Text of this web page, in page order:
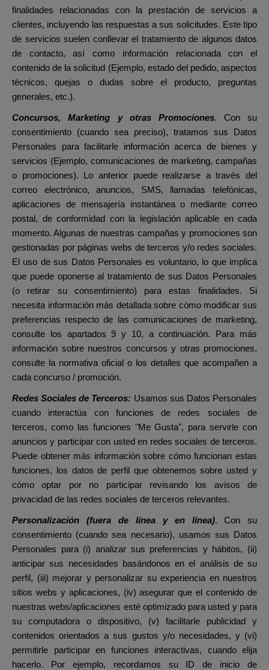
finalidades relacionadas con la prestación de servicios a
clientes, incluyendo las respuestas a sus solicitudes. Este tipo
de servicios suelen conllevar el tratamiento de algunos datos
de contacto, así como información relacionada con el
contenido de la solicitud (Ejemplo, estado del pedido, aspectos
técnicos, quejas o dudas sobre el producto, preguntas
generales, etc.).
Concursos, Marketing y otras Promociones.
Con su
consentimiento (cuando sea preciso), tratamos sus Datos
Personales para facilitarle información acerca de bienes y
servicios (Ejemplo, comunicaciones de marketing, campañas
o promociones). Lo anterior puede realizarse a través del
correo electrónico, anuncios, SMS, llamadas telefónicas,
aplicaciones de mensajería instantáneao mediante correo
postal, de conformidad con la legislación aplicable en cada
momento. Algunas de nuestras campañas y promociones son
gestionadas por páginas webs de terceros y/o redes sociales.
El uso de sus Datos Personales es voluntario, lo que implica
que puede oponerse al tratamiento de sus Datos Personales
(o retirar su consentimiento) para estas finalidades. Si
necesita información más detallada sobre cómo modificar sus
preferencias respecto de las comunicaciones de marketing,
consulte los apartados 9 y 10, a continuación. Para más
información sobre nuestros concursos y otras promociones,
consulte la normativa oficial o los detalles que acompañen a
cada concurso / promoción.
Redes Sociales de Terceros: Usamos sus Datos Personales
cuando interactúa con funciones de redes sociales de
terceros, como las funciones "Me Gusta", para servirle con
anuncios y participar con usted en redes sociales de terceros.
Puede obtener más información sobre cómo funcionan estas
funciones, los datos de perfil que obtenemos sobre usted y
cómo optar por no participar revisando los avisos de
privacidad de las redes sociales de terceros relevantes.
Personalización (fuera de línea y en línea).
Con su
consentimiento (cuando sea necesario), usamos sus Datos
Personales para (i) analizar sus preferencias y hábitos, (ii)
anticipar sus necesidades basándonos en el análisis de su
perfil, (iii) mejorar y personalizar su experiencia en nuestros
sitios webs y aplicaciones, (iv) asegurar que el contenido de
nuestras webs/aplicaciones esté optimizado para usted y para
su computadora o dispositivo, (v) facilitarle publicidad y
contenidos orientados a sus gustos y/o necesidades, y (vi)
permitirle participar en funciones interactivas, cuando elija
hacerlo. Por ejemplo, recordamos su ID de inicio de